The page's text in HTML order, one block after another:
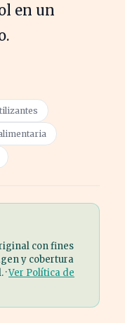
en un
con fines
y cobertura
·Ver Política de